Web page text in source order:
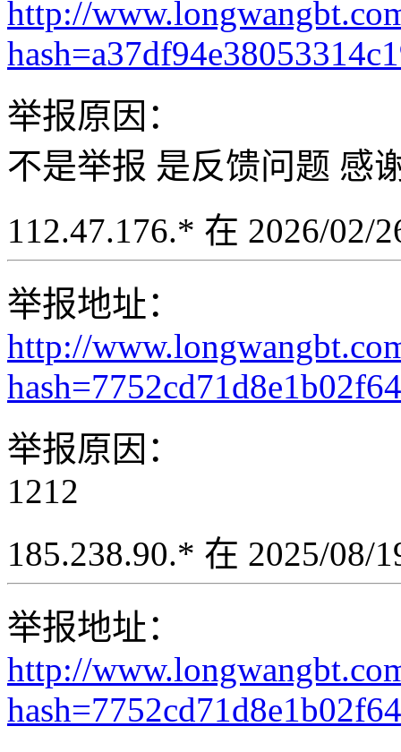
http://
举报原因：
不是举报 是反馈问题 感
112.47.176.* 在 2026/02/
举报地址：
http://
举报原因：
1212
185.238.90.* 在 2025/08/
举报地址：
http://